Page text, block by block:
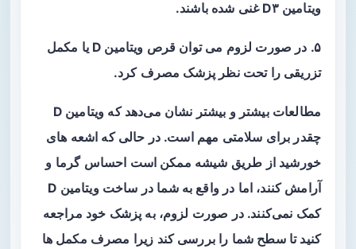
ویتامین D۳ غنی شده باشند.
۵. در صورت لزوم می توان قرص ویتامین D یا مکمل
تزریقی را تحت نظر پزشک مصرف کرد.
مطالعات بیشتر و بیشتر نشان می‌دهد که ویتامین D
چقدر برای سلامتی مهم است. در حالی که اشعه های
خورشید از طریق شیشه ممکن است احساس گرما و
آرامش کنند، اما در واقع به شما در ساخت ویتامین D
کمک نمی‌کنند. در صورت لزوم، به پزشک خود مراجعه
کنید تا سطح شما را بررسی کند زیرا مصرف مکمل ها